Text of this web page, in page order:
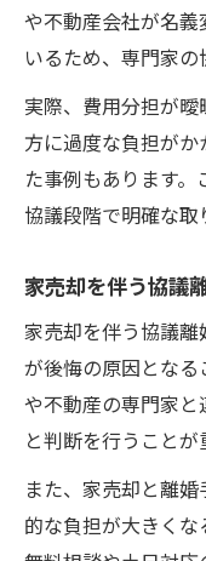
や不動産会社が名
いるため、専門家の
実際、費用分担が
方に過度な負担が
た事例もあります。
協議段階で明確な取
家売却を伴う協議
家売却を伴う協議
が後悔の原因とな
や不動産の専門家
と判断を行うことが
また、家売却と離
的な負担が大きくな